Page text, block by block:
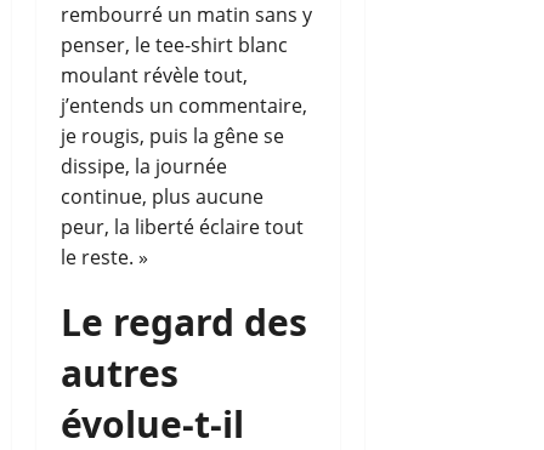
rembourré un matin sans y
penser, le tee-shirt blanc
moulant révèle tout,
j’entends un commentaire,
je rougis, puis la gêne se
dissipe, la journée
continue, plus aucune
peur, la liberté éclaire tout
le reste. »
Le regard des
autres
évolue-t-il